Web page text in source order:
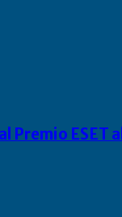
Premio ESET